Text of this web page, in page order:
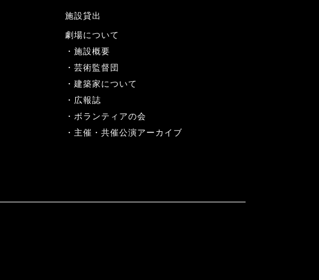
施設貸出
劇場について
施設概要
芸術監督団
建築家について
広報誌
ボランティアの会
主催・共催公演アーカイブ